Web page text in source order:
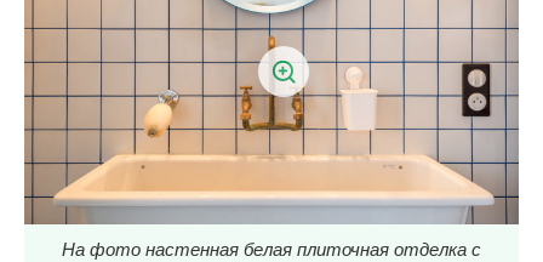
На фото настенная белая плиточная отделка с